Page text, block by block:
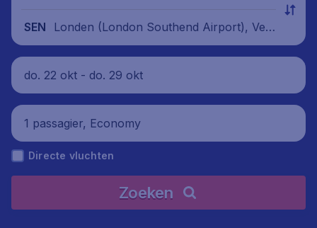
SEN
Londen (London Southend Airport), Ver
enigd Koninkrijk
do. 22 okt - do. 29 okt
1 passagier, Economy
Directe vluchten
Zoeken